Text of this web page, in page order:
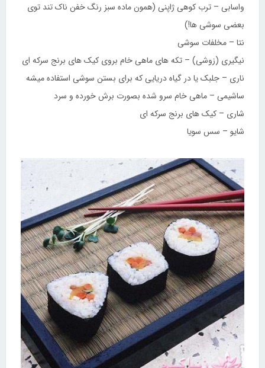
واسابی – ترب کوهی ژاپنی (همون ماده سبز رنگ خفن ناک تند توی
بعضی سوشی ها!)
نتا – مخلفات سوشی
نیگیری (زوشی) – تکه های ماهی خام بروی کیک های برنج سرکه ای
ناری – جلبک یا در گیاه دریایی که برای بستن سوشی استفاده میشه
ساشیمی – ماهی خام سرو شده بصورت برش خورده و سرد
شاری – کیک های برنج سرکه ای
شایو – سس سویا